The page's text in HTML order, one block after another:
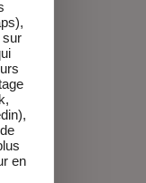
sur
en